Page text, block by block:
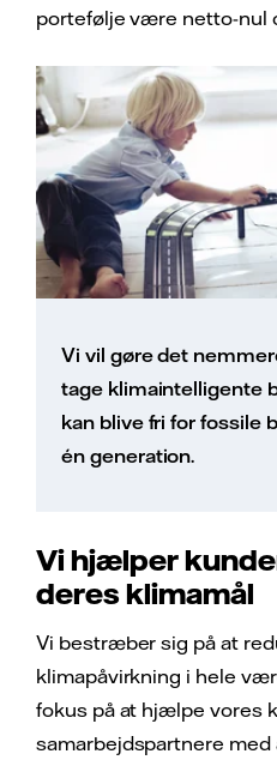
portefølje være netto-nul
Vi vil gøre det
tage klimaintelligente
kan blive fri for fossile
én generation.
Vi hjælper
deres klimamål
Vi bestræber sig på at
klimapåvirkning i hele
fokus på at hjælpe vores
samarbejdspartnere